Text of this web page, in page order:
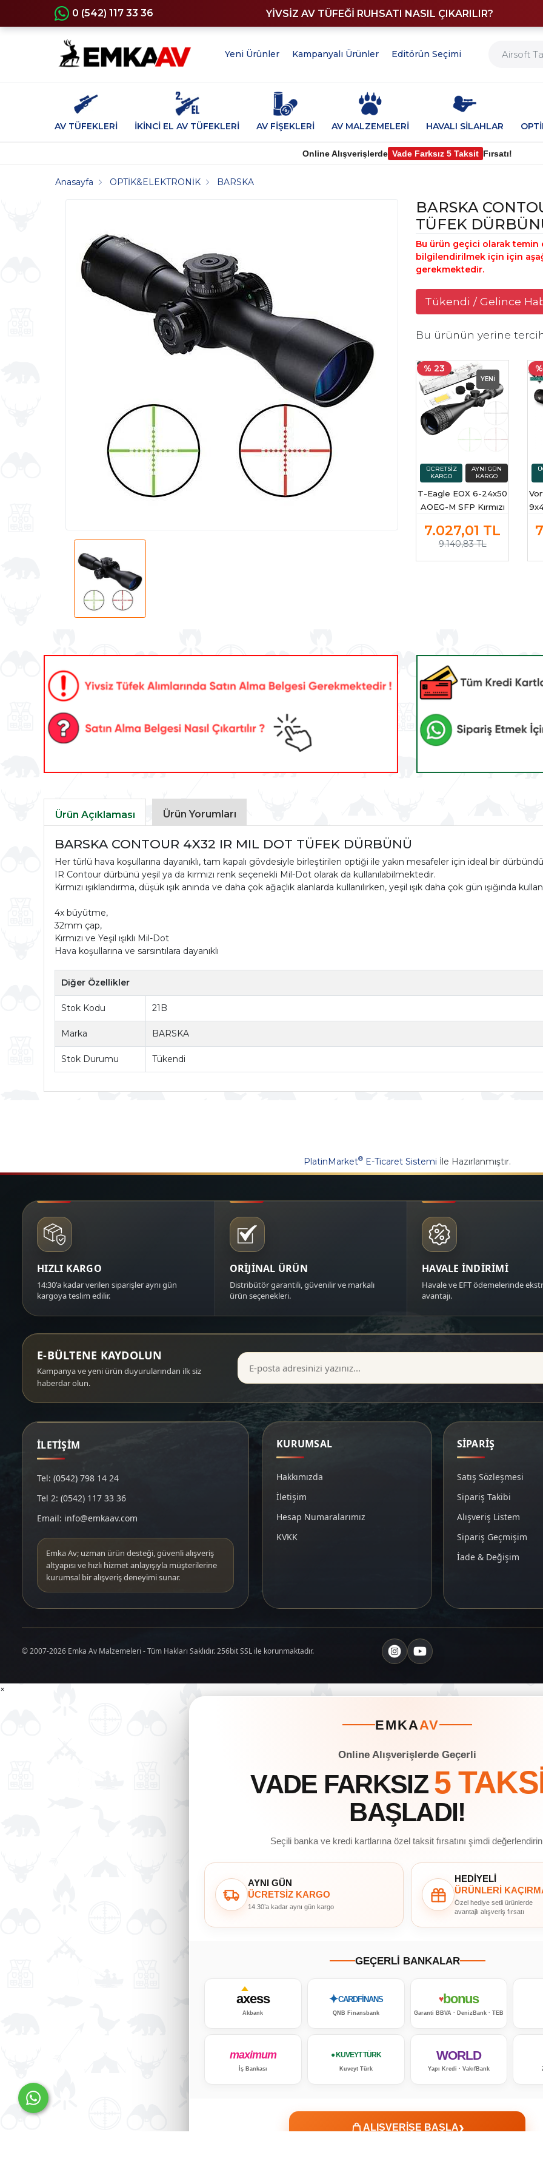
0 (542) 117 33 36 YİVSİZ AV TÜFEĞİ RUHSATI NASIL ÇIKARILIR?
Yeni Ürünler Kampanyalı Ürünler Editörün Seçimi
AV TÜFEKLERİ İKİNCİ EL AV TÜFEKLERİ AV FİŞEKLERİ AV MALZEMELERİ HAVALI SİLAHLAR
Online Alışverişlerde Vade Farksız 5 Taksit Fırsatı!
Anasayfa OPTİK&ELEKTRONİK BARSKA
BARSKA
TÜFEK
Bu ürün geçici olarak
bilgilendirilmek için için
gerekmektedir.
Tükendi / Gelince
Bu ürünün yerine
% 23
YENİ
T-Eagle EOX 6-24x50
AOEG-M SFP Kırmızı
Havalı Tüfek Dürbünü
7.027,01 TL
9.140,83 TL
Ürün Açıklaması Ürün Yorumları
BARSKA CONTOUR 4X32 IR MIL DOT TÜFEK DÜRBÜNÜ
Her türlü hava koşullarına dayanıklı, tam kapalı gövdesiyle birleştirilen optiği ile yakın mesafeler için ideal bir
IR Contour dürbünü yeşil ya da kırmızı renk seçenekli Mil-Dot olarak da kullanılabilmektedir.
Kırmızı ışıklandırma, düşük ışık anında ve daha çok ağaçlık alanlarda kullanılırken, yeşil ışık daha çok gün ışığında
4x büyütme,
32mm çap,
Kırmızı ve Yeşil ışıklı Mil-Dot
Hava koşullarına ve sarsıntılara dayanıklı
Diğer Özellikler
Stok Kodu 21B
Marka BARSKA
Stok Durumu Tükendi
PlatinMarket® E-Ticaret Sistemi İle Hazırlanmıştır.
HIZLI KARGO
14:30'a kadar verilen siparişler aynı gün
kargoya teslim edilir.
ORİJİNAL ÜRÜN
Distribütör garantili, güvenilir ve markalı
ürün seçenekleri.
HAVALE İNDİRİMİ
Havale ve EFT ödemelerinde
avantajı.
E-BÜLTENE KAYDOLUN
Kampanya ve yeni ürün duyurularından ilk siz
haberdar olun.
İLETİŞİM
Tel: (0542) 798 14 24
Tel 2: (0542) 117 33 36
Email: info@emkaav.com
Emka Av; uzman ürün desteği, güvenli alışveriş
altyapısı ve hızlı hizmet anlayışıyla müşterilerine
kurumsal bir alışveriş deneyimi sunar.
KURUMSAL
Hakkımızda
İletişim
Hesap Numaralarımız
KVKK
SİPARİŞ
Satış Sözleşmesi
Sipariş Takibi
Alışveriş Listem
Sipariş Geçmişim
İade & Değişim
© 2007-2026 Emka Av Malzemeleri - Tüm Hakları Saklıdır. 256bit SSL ile korunmaktadır.
×
EMKAAV
Online Alışverişlerde Geçerli
VADE FARKSIZ 5
BAŞLADI!
Seçili banka ve kredi kartlarına özel taksit fırsatını şimdi
AYNI GÜN
ÜCRETSİZ KARGO
14.30’a kadar aynı gün kargo
HEDİYELİ
ÜRÜNLERİ
Özel hediye setli ürünlerde
avantajlı alışveriş fırsatı
GEÇERLİ BANKALAR
axess
Akbank
✦CARDFİNANS
QNB Finansbank
♥bonus
Garanti BBVA · DenizBank · TEB
maximum
İş Bankası
● KUVEYT TÜRK
Kuveyt Türk
WORLD
Yapı Kredi · VakıfBank
ALIŞVERİŞE BAŞLA›